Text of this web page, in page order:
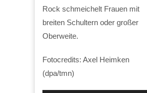
Rock schmeichelt Frauen mit
breiten Schultern oder großer
Oberweite.
Fotocredits: Axel Heimken
(dpa/tmn)